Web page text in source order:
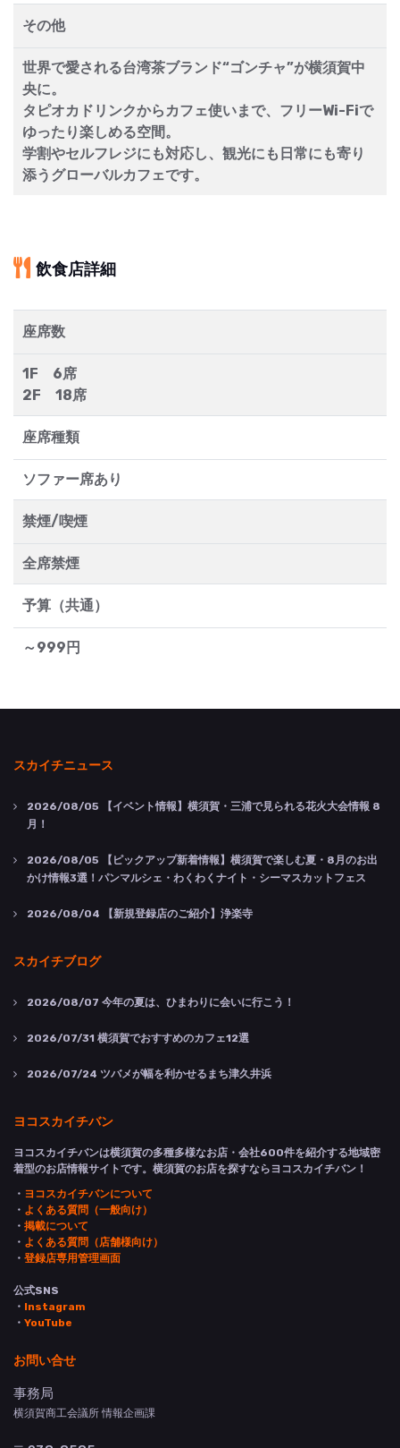
その他
世界で愛される台湾茶ブランド“ゴンチャ”が横須賀中
央に。
タピオカドリンクからカフェ使いまで、フリーWi-Fiで
ゆったり楽しめる空間。
学割やセルフレジにも対応し、観光にも日常にも寄り
添うグローバルカフェです。
飲食店詳細
座席数
1F 6席
2F 18席
座席種類
ソファー席あり
禁煙/喫煙
全席禁煙
予算（共通）
～999円
スカイチニュース
2026/08/05 【イベント情報】横須賀・三浦で見られる花火大会情報 8
月！
2026/08/05 【ピックアップ新着情報】横須賀で楽しむ夏・8月のお出
かけ情報3選！パンマルシェ・わくわくナイト・シーマスカットフェス
2026/08/04 【新規登録店のご紹介】浄楽寺
スカイチブログ
2026/08/07 今年の夏は、ひまわりに会いに行こう！
2026/07/31 横須賀でおすすめのカフェ12選
2026/07/24 ツバメが幅を利かせるまち津久井浜
ヨコスカイチバン
ヨコスカイチバンは横須賀の多種多様なお店・会社600件を紹介する地域密
着型のお店情報サイトです。横須賀のお店を探すならヨコスカイチバン！
・ ヨコスカイチバンについて
・ よくある質問（一般向け）
・ 掲載について
・ よくある質問（店舗様向け）
・ 登録店専用管理画面
公式SNS
・ Instagram
・ YouTube
お問い合せ
事務局
横須賀商工会議所 情報企画課